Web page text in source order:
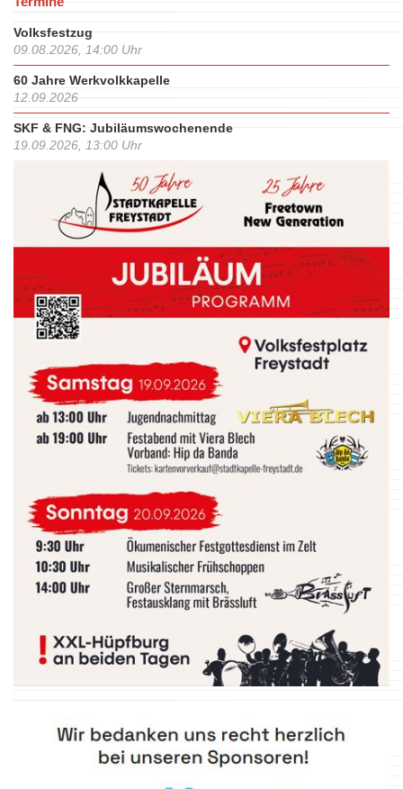
Volksfestzug
09.08.2026, 14:00 Uhr
60 Jahre Werkvolkkapelle
12.09.2026
SKF & FNG: Jubiläumswochenende
19.09.2026, 13:00 Uhr